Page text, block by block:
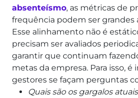
absenteísmo, as métricas de
frequência podem ser grandes
Esse alinhamento não é
precisam ser avaliados
garantir que continuam
metas da empresa. Para isso,
gestores se façam perguntas
Quais são os gargalos